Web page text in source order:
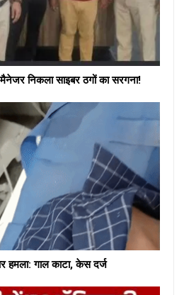
निकला साइबर ठगों का सरगना!
हमला: गाल काटा, केस दर्ज